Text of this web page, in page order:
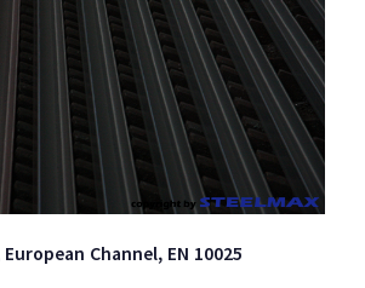
European Channel, EN 10025